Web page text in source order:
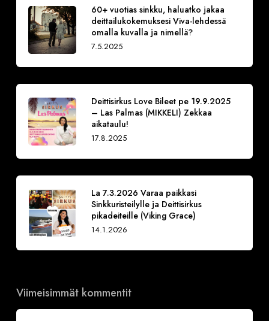
60+ vuotias sinkku, haluatko jakaa
deittailukokemuksesi Viva-lehdessä
omalla kuvalla ja nimellä?
7.5.2025
Deittisirkus Love Bileet pe 19.9.2025
– Las Palmas (MIKKELI) Zekkaa
aikataulu!
17.8.2025
La 7.3.2026 Varaa paikkasi
Sinkkuristeilylle ja Deittisirkus
pikadeiteille (Viking Grace)
14.1.2026
Viimeisimmät kommentit